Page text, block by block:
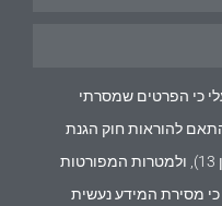
כי הפרטים שמסרתי
להוראות חוק הגנת
כי מסירת המידע נעשית